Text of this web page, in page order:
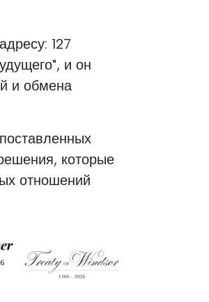
127
и он
и обмена
которые
отношений